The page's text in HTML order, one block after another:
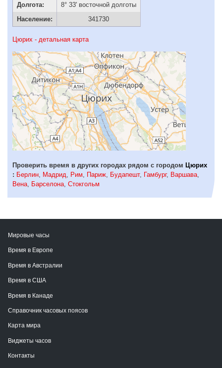
Долгота:
8° 33' восточной долготы
Население:
341730
Цюрих - детальная карта
Проверить время в других городах рядом с городом Цюрих
: Берлин, Мадрид, Рим, Париж, Будапешт, Гамбург, Варшава,
Вена, Барселона, Стокгольм
Мировые часы
Время в Европе
Время в Австралии
Время в США
Время в Канаде
Справочник часовых поясов
Карта мира
Виджеты часов
Контакты